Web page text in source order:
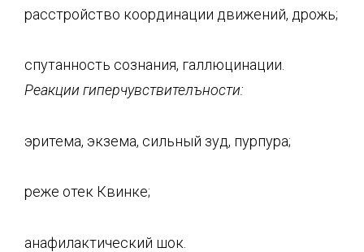
расстройство координации движений, дрожь;
спутанность сознания, галлюцинации.
Реакции гиперчувствителъности:
эритема, экзема, сильный зуд, пурпура;
реже отек Квинке;
анафилактический шок.